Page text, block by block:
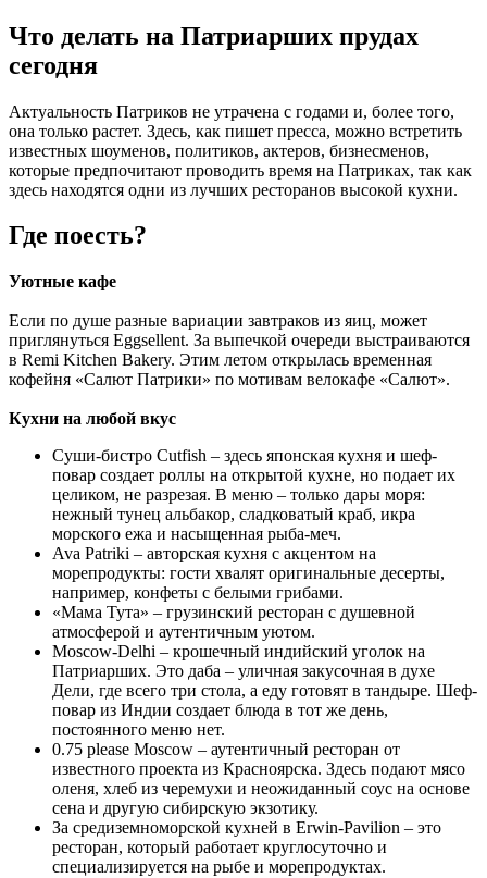
Что делать на Патриарших прудах
сегодня
Актуальность Патриков не утрачена с годами и, более того,
она только растет. Здесь, как пишет пресса, можно встретить
известных шоуменов, политиков, актеров, бизнесменов,
которые предпочитают проводить время на Патриках, так как
здесь находятся одни из лучших ресторанов высокой кухни.
Где поесть?
Уютные кафе
Если по душе разные вариации завтраков из яиц, может
приглянуться Eggsellent. За выпечкой очереди выстраиваются
в Remi Kitchen Bakery. Этим летом открылась временная
кофейня «Салют Патрики» по мотивам велокафе «Салют».
Кухни на любой вкус
Суши-бистро Cutfish – здесь японская кухня и шеф-
повар создает роллы на открытой кухне, но подает их
целиком, не разрезая. В меню – только дары моря:
нежный тунец альбакор, сладковатый краб, икра
морского ежа и насыщенная рыба-меч.
Ava Patriki – авторская кухня с акцентом на
морепродукты: гости хвалят оригинальные десерты,
например, конфеты с белыми грибами.
«Мама Тута» – грузинский ресторан с душевной
атмосферой и аутентичным уютом.
Moscow-Delhi – крошечный индийский уголок на
Патриарших. Это даба – уличная закусочная в духе
Дели, где всего три стола, а еду готовят в тандыре. Шеф-
повар из Индии создает блюда в тот же день,
постоянного меню нет.
0.75 please Moscow – аутентичный ресторан от
известного проекта из Красноярска. Здесь подают мясо
оленя, хлеб из черемухи и неожиданный соус на основе
сена и другую сибирскую экзотику.
За средиземноморской кухней в Erwin-Pavilion – это
ресторан, который работает круглосуточно и
специализируется на рыбе и морепродуктах.